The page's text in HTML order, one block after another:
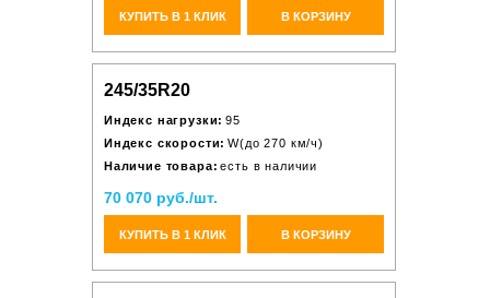
КУПИТЬ В 1 КЛИК В КОРЗИНУ
245/35R20
Индекс нагрузки: 95
Индекс скорости: W(до 270 км/ч)
Наличие товара: есть в наличии
70 070 руб./шт.
КУПИТЬ В 1 КЛИК В КОРЗИНУ